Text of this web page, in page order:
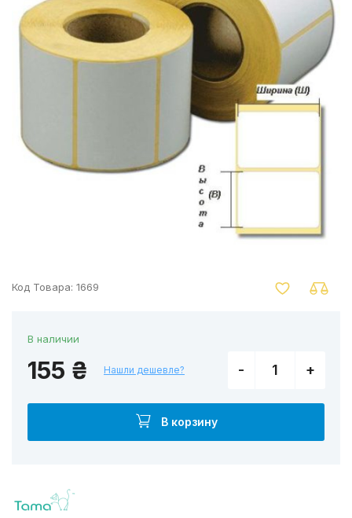
Код Товара: 1669
В наличии
155 ₴ Нашли дешевле? - +
В корзину